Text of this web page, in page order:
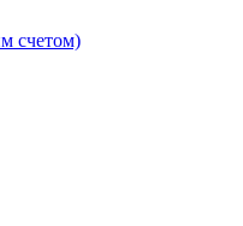
счетом)